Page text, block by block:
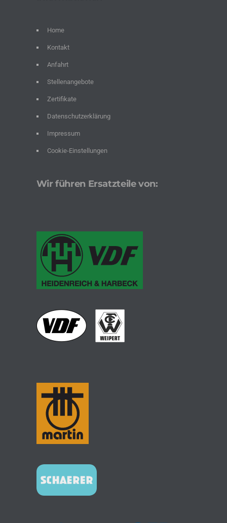
Home
Kontakt
Anfahrt
Stellenangebote
Zertifikate
Datenschutzerklärung
Impressum
Cookie-Einstellungen
Wir führen Ersatzteile von: